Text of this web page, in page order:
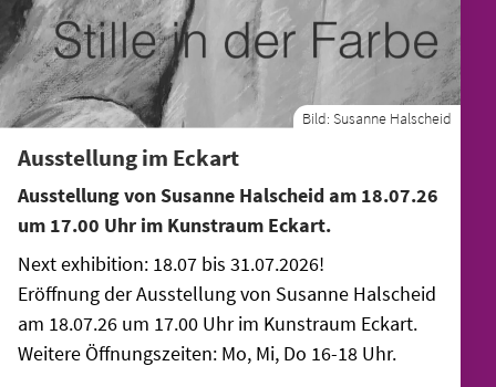
Bild: Susanne Halscheid
Ausstellung im Eckart
Ausstellung von Susanne Halscheid am 18.07.26
um 17.00 Uhr im Kunstraum Eckart.
Next exhibition: 18.07 bis 31.07.2026!
Eröffnung der Ausstellung von Susanne Halscheid
am 18.07.26 um 17.00 Uhr im Kunstraum Eckart.
Weitere Öffnungszeiten: Mo, Mi, Do 16-18 Uhr.